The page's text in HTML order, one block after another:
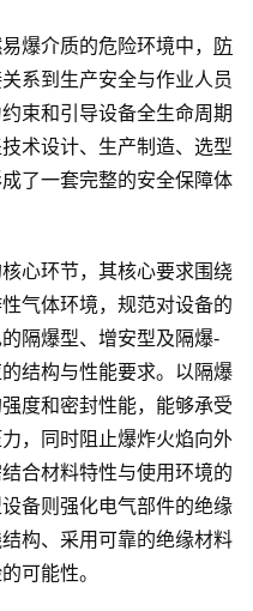
爆介质的危险环境中，
防
系到生产安全与作业人员
束和引导设备全生命周期
术设计、生产制造、选型
了一套完整的安全保障体
心环节，其核心要求围绕
气体环境，规范对设备的
隔爆型、增安型及隔爆-
结构与性能要求。以隔爆
度和密封性能，能够承受
，同时阻止爆炸火焰向外
合材料特性与使用环境的
备则强化电气部件的绝缘
构、采用可靠的绝缘材料
可能性。